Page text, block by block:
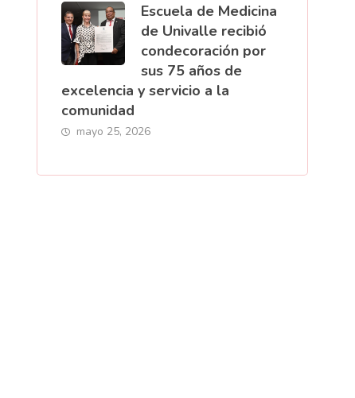
Escuela de Medicina
de Univalle recibió
condecoración por
sus 75 años de
excelencia y servicio a la
comunidad
mayo 25, 2026